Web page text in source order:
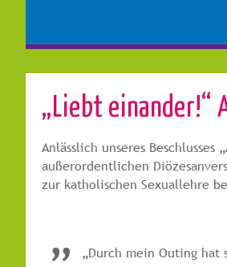
„Liebt einander!“
Anlässlich unseres
außerordentlichen
zur katholischen Sexuallehre
„Durch mein Outing